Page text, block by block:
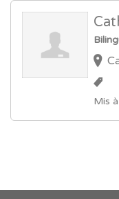
Mis